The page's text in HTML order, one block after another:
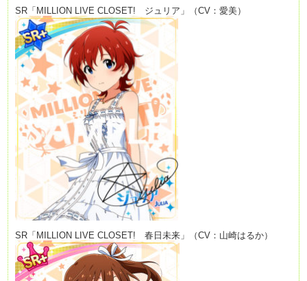
SR「MILLION LIVE CLOSET! ジュリア」（CV：愛美）
SR「MILLION LIVE CLOSET! 春日未来」（CV：山崎はるか）